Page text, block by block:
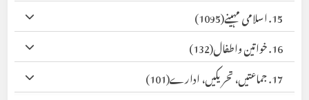
15. اسلامی مہینے
(1095)
16. خواتین واطفال
(132)
17. جماعتیں، تحریکیں، ادارے
(101)